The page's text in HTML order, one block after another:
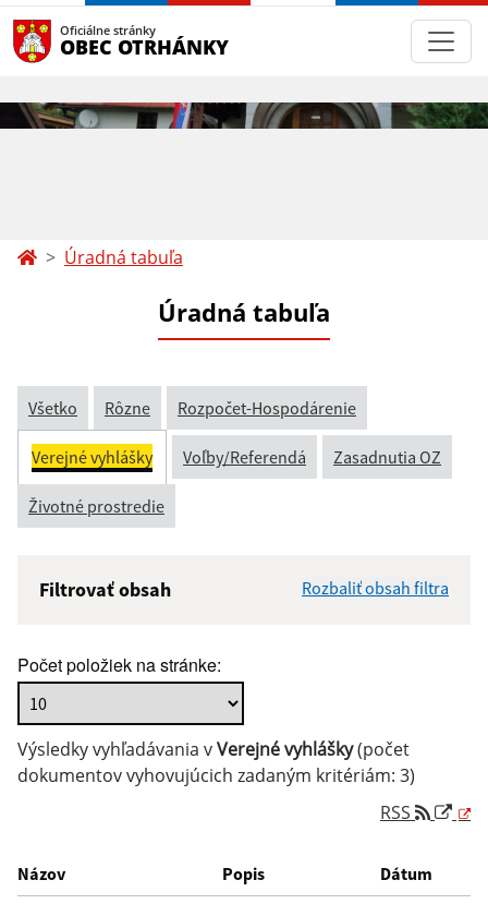
Oficiálne stránky
OBEC OTRHÁNKY
Úradná tabuľa
Úradná tabuľa
Všetko Rôzne Rozpočet-Hospodárenie
Verejné vyhlášky Voľby/Referendá Zasadnutia OZ
Životné prostredie
Filtrovať obsah Rozbaliť obsah filtra
Popis:
Dátum zverejnenia od:
Počet položiek na stránke:
Výsledky vyhľadávania vVerejné vyhlášky(počet
dokumentov vyhovujúcich zadaným kritériám: 3)
RSS
Názov Popis Dátum